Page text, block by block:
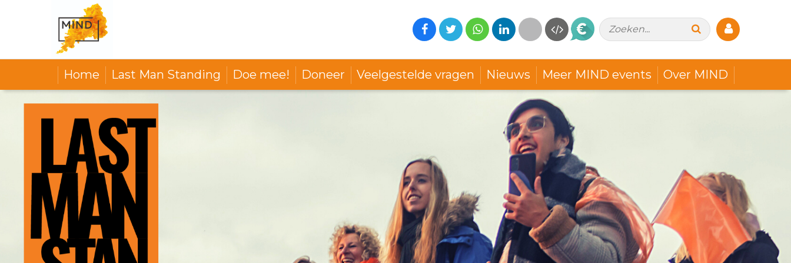
Zoeken...
Home Last Man Standing Doe mee! Doneer Veelgestelde vragen Nieuws Meer MIND events Over MIND